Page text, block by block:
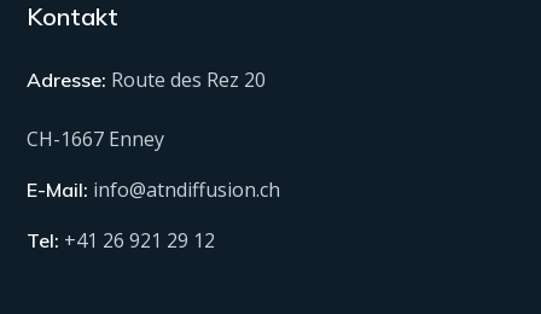
Kontakt
Adresse: Route des Rez 20
CH-1667 Enney
E-Mail: info@atndiffusion.ch
Tel: +41 26 921 29 12